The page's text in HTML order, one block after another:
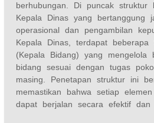
berhubungan. Di puncak struktur
Kepala Dinas yang bertanggung
operasional dan pengambilan
Kepala Dinas, terdapat beberapa
(Kepala Bidang) yang mengelola
bidang sesuai dengan tugas
masing. Penetapan struktur ini
memastikan bahwa setiap
dapat berjalan secara efektif dan